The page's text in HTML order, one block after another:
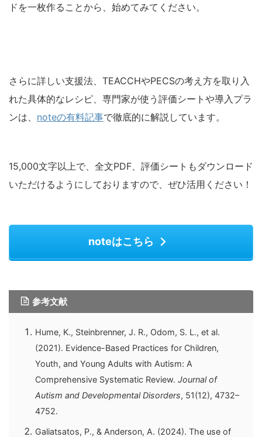
ドを一枚作ることから、始めてみてください。
さらに詳しい支援法、TEACCHやPECSの考え方を取り入
れた具体的なレシピ、専門家が使う評価シートや導入プラ
ンは、 noteの有料記事で徹底的に解説しています。
15,000文字以上で、全文PDF、評価シートもダウンロード
いただけるようにしておりますので、ぜひ活用ください！
noteはこちら
参考文献
Hume, K., Steinbrenner, J. R., Odom, S. L., et al.
(2021). Evidence-Based Practices for Children,
Youth, and Young Adults with Autism: A
Comprehensive Systematic Review. Journal of
Autism and Developmental Disorders, 51(12), 4732–
4752.
Galiatsatos, P., & Anderson, A. (2024). The use of